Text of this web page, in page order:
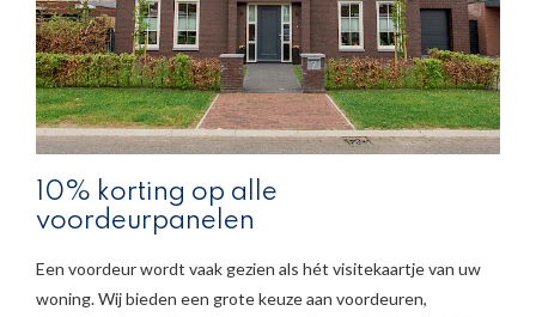
10% korting op alle
voordeurpanelen
Een voordeur wordt vaak gezien als hét visitekaartje van uw
woning. Wij bieden een grote keuze aan voordeuren,